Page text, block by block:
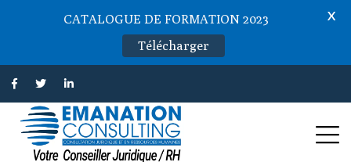
CATALOGUE DE FORMATION 2023
Télécharger
X